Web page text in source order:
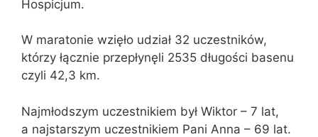
Hospicjum.
W maratonie wzięło udział 32 uczestników,
którzy łącznie przepłynęli 2535 długości basenu
czyli 42,3 km.
Najmłodszym uczestnikiem był Wiktor – 7 lat,
a najstarszym uczestnikiem Pani Anna – 69 lat.